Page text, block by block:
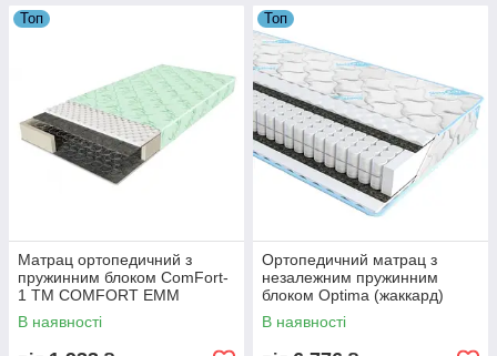
Топ
Матрац ортопедичний з
пружинним блоком ComFort-
1 ТM COMFORT ЕММ
В наявності
Топ
Ортопедичний матрац з
незалежним пружинним
блоком Optima (жаккард)
Sleep&Fly ЕММ
В наявності